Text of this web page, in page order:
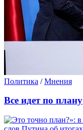
Политика /Мнения
Все идет по плану